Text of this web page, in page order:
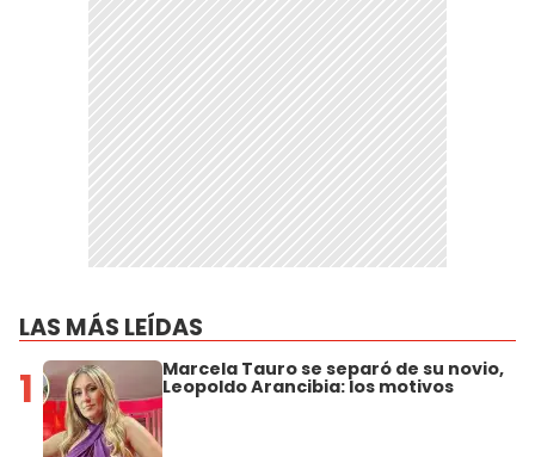
LAS MÁS LEÍDAS
1 Marcela Tauro se separó de su novio,
Leopoldo Arancibia: los motivos